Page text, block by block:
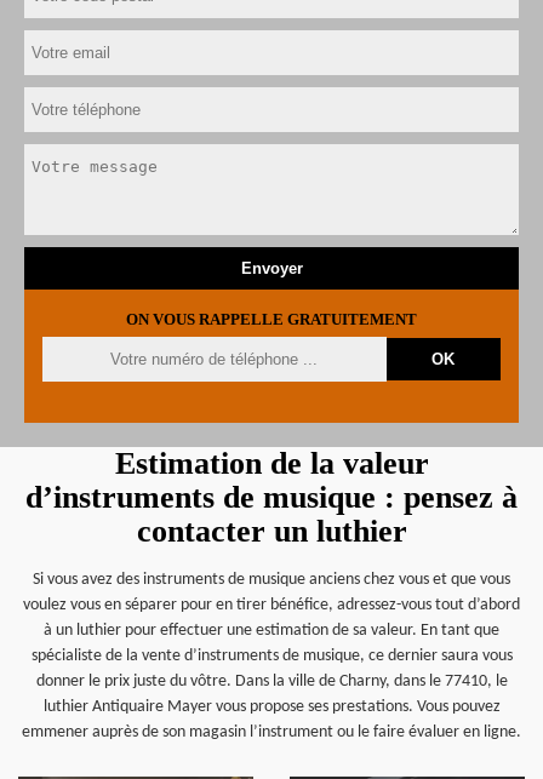
ON VOUS RAPPELLE GRATUITEMENT
Estimation de la valeur
d’instruments de musique : pensez à
contacter un luthier
Si vous avez des instruments de musique anciens chez vous et que vous
voulez vous en séparer pour en tirer bénéfice, adressez-vous tout d’abord
à un luthier pour effectuer une estimation de sa valeur. En tant que
spécialiste de la vente d’instruments de musique, ce dernier saura vous
donner le prix juste du vôtre. Dans la ville de Charny, dans le 77410, le
luthier Antiquaire Mayer vous propose ses prestations. Vous pouvez
emmener auprès de son magasin l’instrument ou le faire évaluer en ligne.